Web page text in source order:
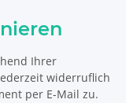
Ihrer
widerruflich
per E-Mail zu.